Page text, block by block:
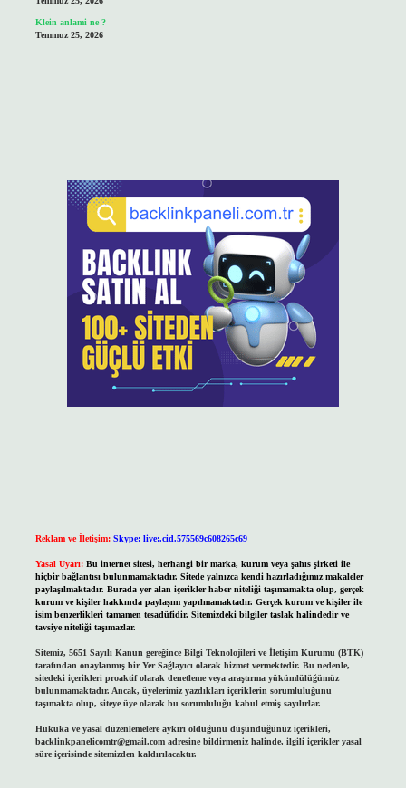
Klein anlami ne ?
Temmuz 25, 2026
Reklam ve İletişim: Skype: live:.cid.575569c608265c69
Yasal Uyarı: Bu internet sitesi, herhangi bir marka, kurum veya şahıs şirketi ile
hiçbir bağlantısı bulunmamaktadır. Sitede yalnızca kendi hazırladığımız makaleler
paylaşılmaktadır. Burada yer alan içerikler haber niteliği taşımamakta olup, gerçek
kurum ve kişiler hakkında paylaşım yapılmamaktadır. Gerçek kurum ve kişiler ile
isim benzerlikleri tamamen tesadüfidir. Sitemizdeki bilgiler taslak halindedir ve
tavsiye niteliği taşımazlar.
Sitemiz, 5651 Sayılı Kanun gereğince Bilgi Teknolojileri ve İletişim Kurumu (BTK)
tarafından onaylanmış bir Yer Sağlayıcı olarak hizmet vermektedir. Bu nedenle,
sitedeki içerikleri proaktif olarak denetleme veya araştırma yükümlülüğümüz
bulunmamaktadır. Ancak, üyelerimiz yazdıkları içeriklerin sorumluluğunu
taşımakta olup, siteye üye olarak bu sorumluluğu kabul etmiş sayılırlar.
Hukuka ve yasal düzenlemelere aykırı olduğunu düşündüğünüz içerikleri,
backlinkpanelicomtr@gmail.comadresine bildirmeniz halinde, ilgili içerikler yasal
süre içerisinde sitemizden kaldırılacaktır.